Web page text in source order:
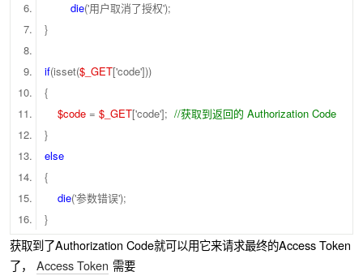
die('用户取消了授权');
}
if(isset($_GET['code']))
{
$code =$_GET['code'];//获取到返回的 Authorization Code
}
else
{
die('参数错误');
}
获取到了Authorization Code就可以用它来请求最终的Access Token
了，
Access Token 需要